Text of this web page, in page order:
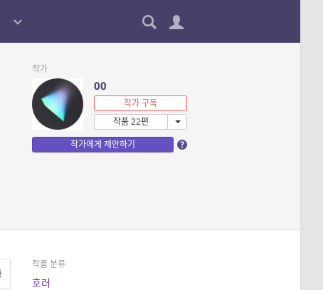
작가
00
작가 구독
작품 22편
작가에게 제안하기
작품 분류
호러